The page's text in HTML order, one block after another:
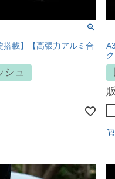
載】【高張力アルミ合
シュ